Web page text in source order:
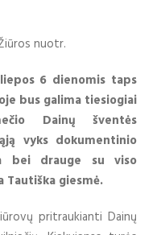
nuotr.
6 dienomis taps
bus galima tiesiogiai
Dainų šventės
vyks dokumentinio
bei drauge su viso
Tautiška giesmė.
pritraukianti Dainų